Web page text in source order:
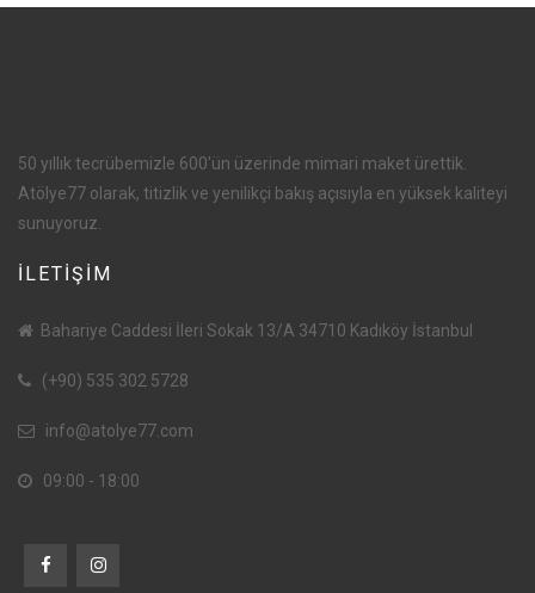
50 yıllık tecrübemizle 600'ün üzerinde mimari maket ürettik.
Atölye77 olarak, titizlik ve yenilikçi bakış açısıyla en yüksek kaliteyi
sunuyoruz.
İLETİŞİM
Bahariye Caddesi İleri Sokak 13/A 34710 Kadıköy İstanbul
(+90) 535 302 5728
info@atolye77.com
09:00 - 18:00